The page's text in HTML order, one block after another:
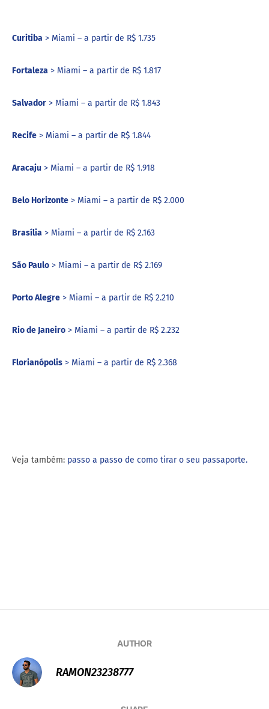
Curitiba > Miami – a partir de R$ 1.735
Fortaleza > Miami – a partir de R$ 1.817
Salvador > Miami – a partir de R$ 1.843
Recife > Miami – a partir de R$ 1.844
Aracaju > Miami – a partir de R$ 1.918
Belo Horizonte > Miami – a partir de R$ 2.000
Brasília > Miami – a partir de R$ 2.163
São Paulo > Miami – a partir de R$ 2.169
Porto Alegre > Miami – a partir de R$ 2.210
Rio de Janeiro > Miami – a partir de R$ 2.232
Florianópolis > Miami – a partir de R$ 2.368
Veja também: passo a passo de como tirar o seu passaporte.
AUTHOR
RAMON23238777